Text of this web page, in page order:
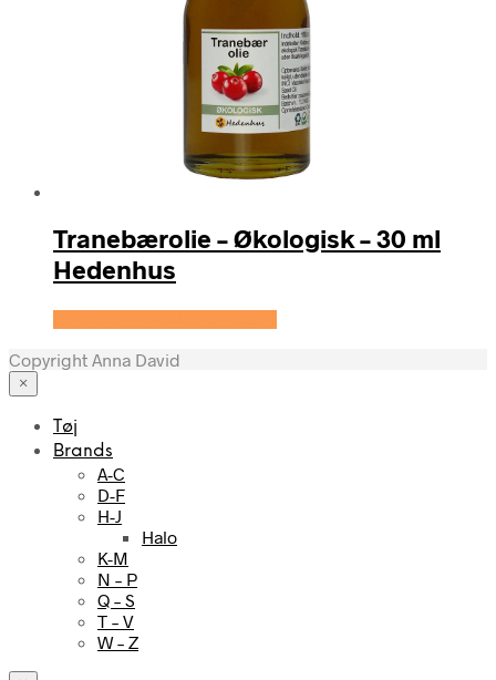
Tranebærolie – Økologisk – 30 ml
Hedenhus
Copyright Anna David
×
Tøj
Brands
A-C
D-F
H-J
Halo
K-M
N – P
Q – S
T – V
W – Z